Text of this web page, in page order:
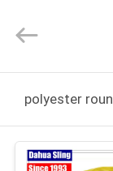
PRODUITS
Rights
by
polyester